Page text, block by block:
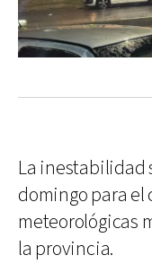
La inestabilidad
domingo para el
meteorológicas
la provincia.